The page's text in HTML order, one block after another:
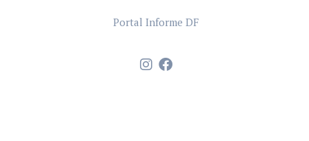
Portal Informe DF